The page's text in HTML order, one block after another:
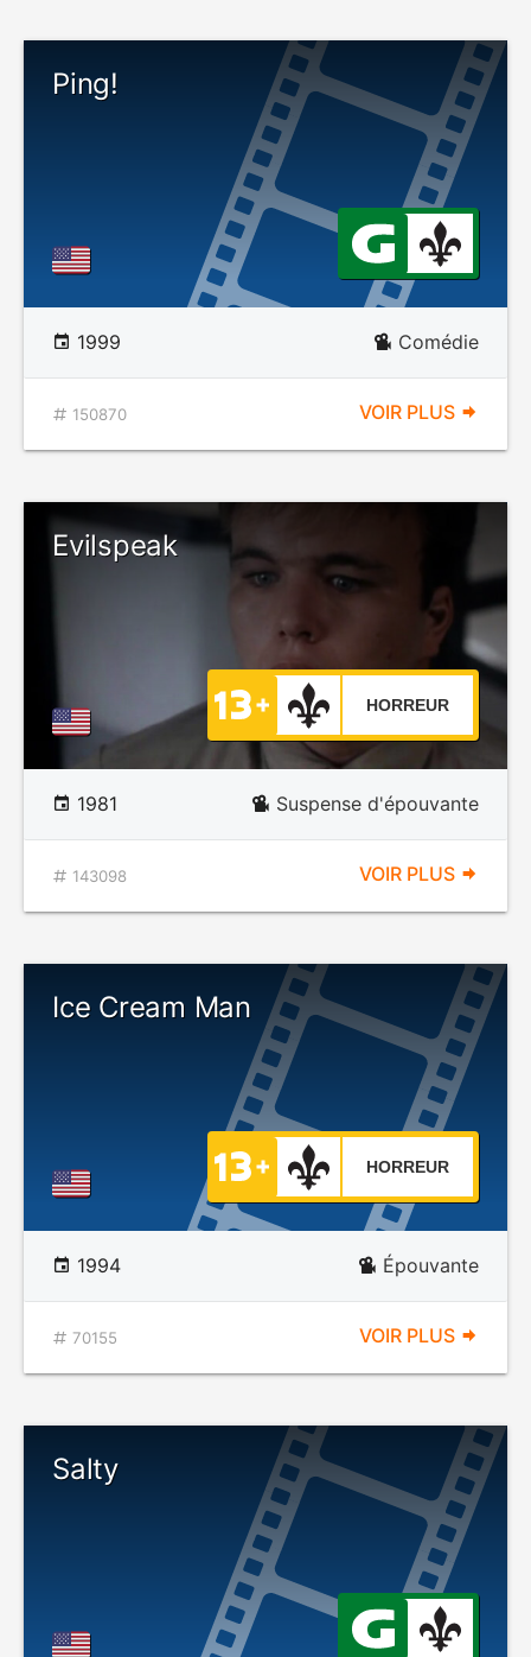
Ping!
1999 Comédie
150870 VOIR PLUS
Evilspeak
HORREUR
1981 Suspense d'épouvante
143098 VOIR PLUS
Ice Cream Man
HORREUR
1994 Épouvante
70155 VOIR PLUS
Salty